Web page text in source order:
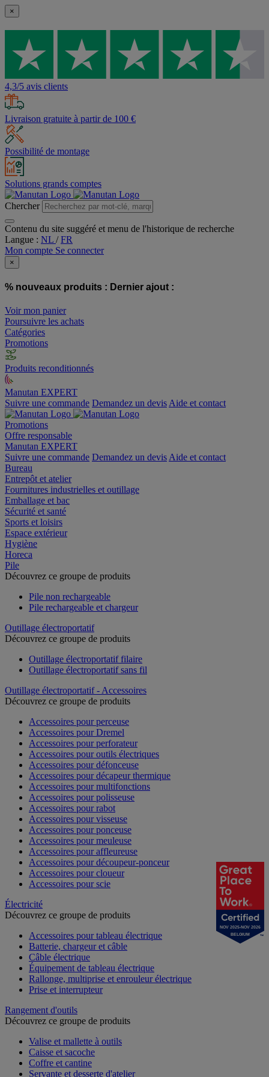
×
4,3/5 avis clients
Livraison gratuite à partir de 100 €
Possibilité de montage
Solutions grands comptes
Chercher
Contenu du site suggéré et menu de l'historique de recherche
Langue : NL /FR
Mon compte Se connecter
×
% nouveaux produits : Dernier ajout :
Voir mon panier
Poursuivre les achats
Catégories
Promotions
Produits reconditionnés
Manutan EXPERT
Suivre une commande Demandez un devis Aide et contact
Promotions
Offre responsable
Manutan EXPERT
Suivre une commande Demandez un devis Aide et contact
Bureau
Entrepôt et atelier
Fournitures industrielles et outillage
Emballage et bac
Sécurité et santé
Sports et loisirs
Espace extérieur
Hygiène
Horeca
Pile
Découvrez ce groupe de produits
Pile non rechargeable
Pile rechargeable et chargeur
Outillage électroportatif
Découvrez ce groupe de produits
Outillage électroportatif filaire
Outillage électroportatif sans fil
Outillage électroportatif - Accessoires
Découvrez ce groupe de produits
Accessoires pour perceuse
Accessoires pour Dremel
Accessoires pour perforateur
Accessoires pour outils électriques
Accessoires pour défonceuse
Accessoires pour décapeur thermique
Accessoires pour multifonctions
Accessoires pour polisseuse
Accessoires pour rabot
Accessoires pour visseuse
Accessoires pour ponceuse
Accessoires pour meuleuse
Accessoires pour affleureuse
Accessoires pour découpeur-ponceur
Accessoires pour cloueur
Accessoires pour scie
Électricité
Découvrez ce groupe de produits
Accessoires pour tableau électrique
Batterie, chargeur et câble
Câble électrique
Équipement de tableau électrique
Rallonge, multiprise et enrouleur électrique
Prise et interrupteur
Rangement d'outils
Découvrez ce groupe de produits
Valise et mallette à outils
Caisse et sacoche
Coffre et cantine
Servante et desserte d'atelier
NOV 2025-NOV 2026
BELGIUM